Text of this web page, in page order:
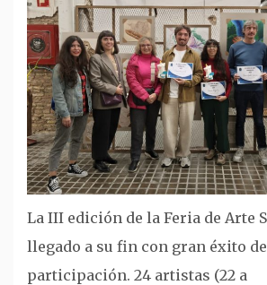
La III edición de la Feria de Arte
llegado a su fin con gran éxito
participación. 24 artistas (22 a